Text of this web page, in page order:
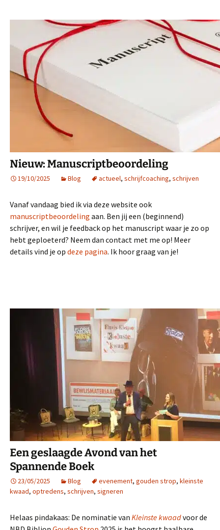
Nieuw: Manuscriptbeoordeling
19/10/2025 Blog actueel, schrijfcoaching, schrijven
Vanaf vandaag bied ik via deze website ook
manuscriptbeoordeling aan. Ben jij een (beginnend)
schrijver, en wil je feedback op het manuscript waar je zo op
hebt geploeterd? Neem dan contact met me op! Meer
details vind je op deze pagina. Ik hoor graag van je!
Een geslaagde Avond van het
Spannende Boek
23/05/2025 Blog evenement, gouden strop, kleinste
kwaad, optredens, schrijven, signeren
Helaas pindakaas: De nominatie van Kleinste kwaadvoor de